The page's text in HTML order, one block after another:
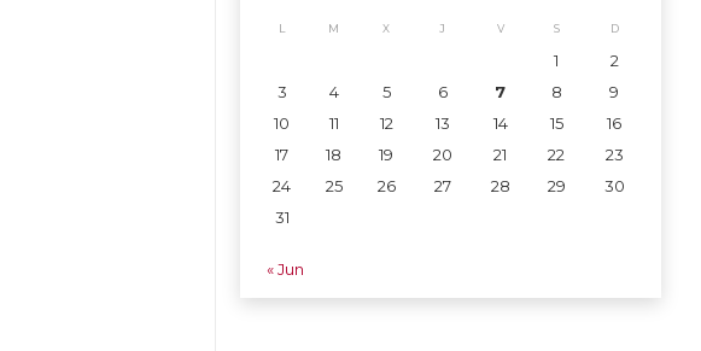
L M X J V S D
1
2
3
4 5 6 7 8
9
10
11 12 13 14 15
16
17
18 19 20 21 22
23
24
25 26 27 28 29
30
31
« Jun